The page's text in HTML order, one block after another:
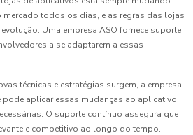
todos os dias, e as regras das lojas
Uma empresa ASO fornece suporte
a se adaptarem a essas
técnicas e estratégias surgem, a empresa
pode aplicar essas mudanças ao aplicativo
O suporte contínuo assegura que
e competitivo ao longo do tempo.